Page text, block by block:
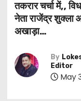
तकरार चर्चा में,,
नेता राजेंद्र शुक्ला
अखाड़ा…
By
Editor
May